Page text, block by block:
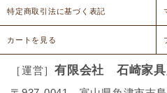
特定商取引法に基づく表記
カートを見る
［運営］ 有限会社 石崎家具